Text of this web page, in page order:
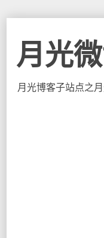
月光
月光博客子站点之